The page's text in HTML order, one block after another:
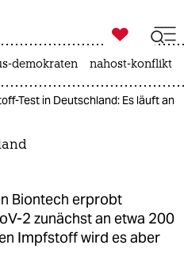
ich

taz zahl ich
demokraten nahost-konflikt
Test in Deutschland: Es läuft an
Biontech erprobt
2 zunächst an etwa 200
Impfstoff wird es aber